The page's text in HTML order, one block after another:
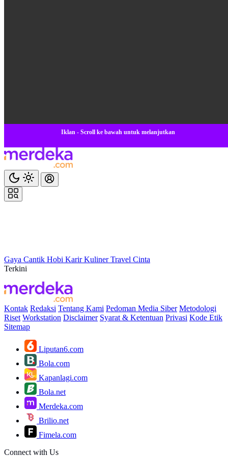
Iklan - Scroll ke bawah untuk melanjutkan
Gaya Cantik Hobi KarirKulinerTravel Cinta
Terkini
Kontak Redaksi Tentang Kami Pedoman Media Siber Metodologi
Riset Workstation Disclaimer Syarat & Ketentuan Privasi Kode Etik
Sitemap
Liputan6.com
Bola.com
Kapanlagi.com
Bola.net
Merdeka.com
Brilio.net
Fimela.com
Connect with Us